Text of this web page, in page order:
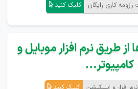
کاری رایگان کلیک کنید
طریق نرم افزار موبایل و
کامپیوتر...